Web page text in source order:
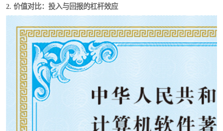
2. 价值对比：投入与回报的杠杆效应